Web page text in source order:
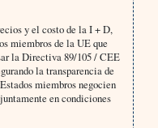
y el costo de la I + D,
miembros de la UE que
la Directiva 89/105 / CEE
la transparencia de
miembros negocien
en condiciones